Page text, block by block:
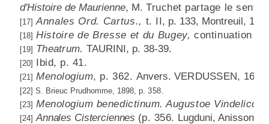
d'Histoire de Maurienne, M. Truchet partage le
[17] Annales Ord. Cartus., t. II, p. 133, Montreuil,
[18] Histoire de Bresse et du Bugey,continuation
[19] Theatrum. TAURINI, p. 38-39.
[20] Ibid, p. 41.
[21] Menologium, p. 362. Anvers. VERDUSSEN,
[22] S. Brieuc Prudhomme, 1898, p. 358.
[23] Menologium benedictinum. Augustoe
[24] Annales Cisterciennes (p. 356. Lugduni, Anisson,